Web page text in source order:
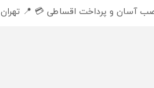
آسان و پرداخت اقساطی 💳 📍 تهران